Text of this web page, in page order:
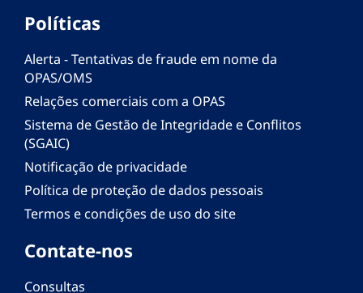
Políticas
Alerta - Tentativas de fraude em nome da
OPAS/OMS
Relações comerciais com a OPAS
Sistema de Gestão de Integridade e Conflitos
(SGAIC)
Notificação de privacidade
Política de proteção de dados pessoais
Termos e condições de uso do site
Contate-nos
Consultas